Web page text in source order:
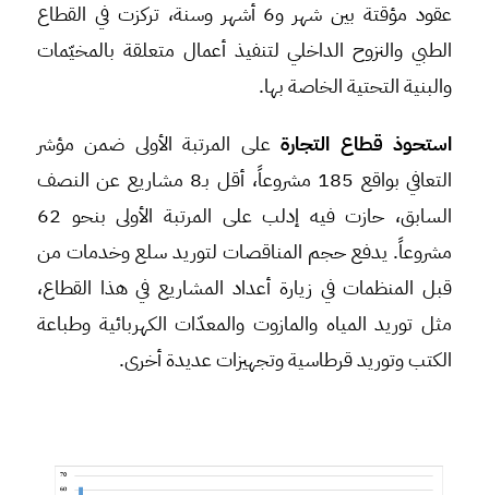
عقود مؤقتة بين شهر و6 أشهر وسنة، تركزت في القطاع
الطبي والنزوح الداخلي لتنفيذ أعمال متعلقة بالمخيّمات
والبنية التحتية الخاصة بها.
استحوذ قطاع التجارةعلى المرتبة الأولى ضمن مؤشر
التعافي بواقع 185 مشروعاً، أقل بـ8 مشاريع عن النصف
السابق، حازت فيه إدلب على المرتبة الأولى بنحو 62
مشروعاً. يدفع حجم المناقصات لتوريد سلع وخدمات من
قبل المنظمات في زيارة أعداد المشاريع في هذا القطاع،
مثل توريد المياه والمازوت والمعدّات الكهربائية وطباعة
الكتب وتوريد قرطاسية وتجهيزات عديدة أخرى.